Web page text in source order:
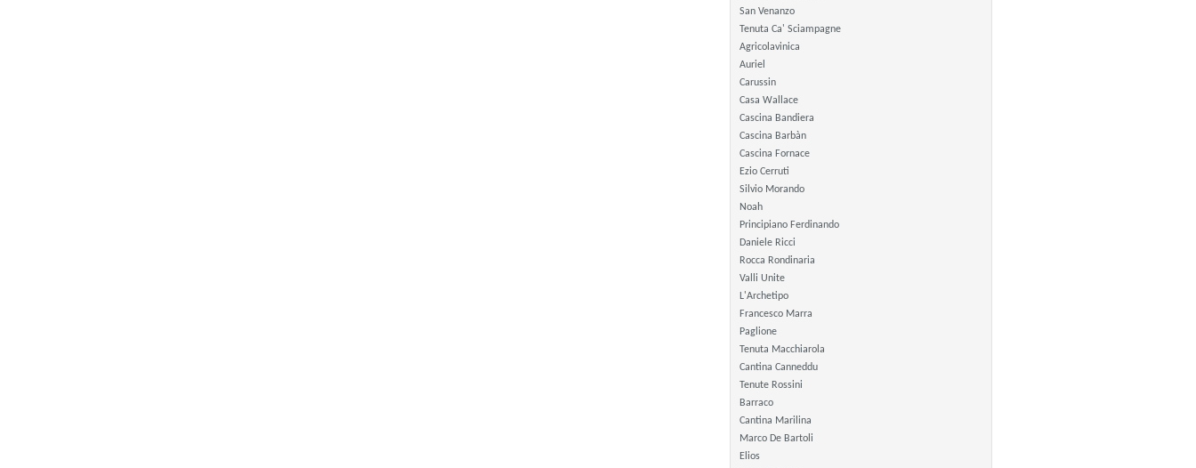
San Venanzo
Tenuta Ca' Sciampagne
Agricolavinica
Auriel
Carussin
Casa Wallace
Cascina Bandiera
Cascina Barbàn
Cascina Fornace
Ezio Cerruti
Silvio Morando
Noah
Principiano Ferdinando
Daniele Ricci
Rocca Rondinaria
Valli Unite
L'Archetipo
Francesco Marra
Paglione
Tenuta Macchiarola
Cantina Canneddu
Tenute Rossini
Barraco
Cantina Marilina
Marco De Bartoli
Elios